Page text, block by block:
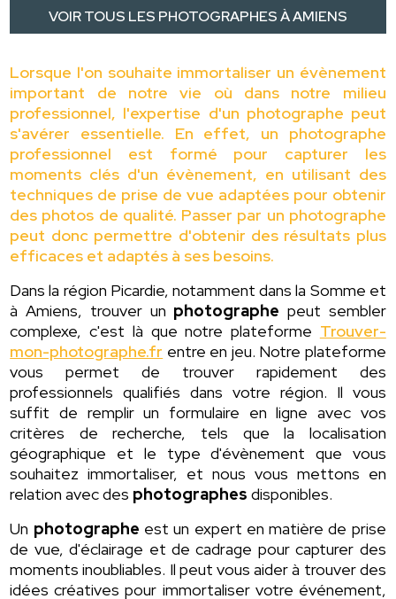
VOIR TOUS LES PHOTOGRAPHES À AMIENS
Lorsque l'on souhaite immortaliser un évènement
important de notre vie où dans notre milieu
professionnel, l'expertise d'un photographe peut
s'avérer essentielle. En effet, un photographe
professionnel est formé pour capturer les
moments clés d'un évènement, en utilisant des
techniques de prise de vue adaptées pour obtenir
des photos de qualité. Passer par un photographe
peut donc permettre d'obtenir des résultats plus
efficaces et adaptés à ses besoins.
Dans la région Picardie, notamment dans la Somme et
à Amiens, trouver un photographe peut sembler
complexe, c'est là que notre plateforme Trouver-
mon-photographe.fr entre en jeu. Notre plateforme
vous permet de trouver rapidement des
professionnels qualifiés dans votre région. Il vous
suffit de remplir un formulaire en ligne avec vos
critères de recherche, tels que la localisation
géographique et le type d'évènement que vous
souhaitez immortaliser, et nous vous mettons en
relation avec des photographes disponibles.
Un photographe est un expert en matière de prise
de vue, d'éclairage et de cadrage pour capturer des
moments inoubliables. Il peut vous aider à trouver des
idées créatives pour immortaliser votre événement,